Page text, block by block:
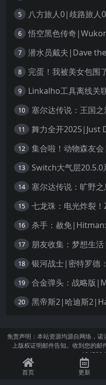
5 八方旅人0|歧路旅
6 悟空黑色传奇
7 潜水员戴夫|Dave
8 完蛋！我被美女包
9 Linkalho工具离线关
10
11 舞力全开2025|Just
12
13 Switch大气层20.5.0
14
15
16 杀手：赦免
17
18
19 合金弹头：战略版
20 黑帝斯2|哈迪斯
免责声明：本站资源均源自网络，
上版权证明邮件告知。收到您的邮
首页 更新